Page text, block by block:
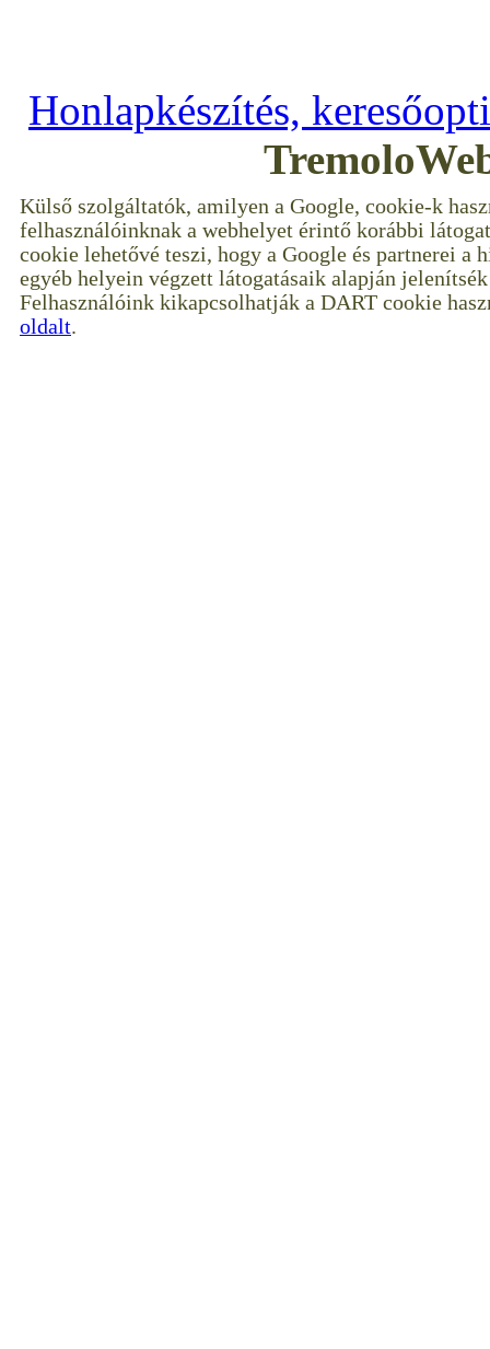
Honlapkészítés,
Külső szolgáltatók, amilyen a Google, cookie-k
felhasználóinknak a webhelyet érintő korábbi
cookie lehetővé teszi, hogy a Google és partnerei a
egyéb helyein végzett látogatásaik alapján
Felhasználóink kikapcsolhatják a DART cookie
oldalt.